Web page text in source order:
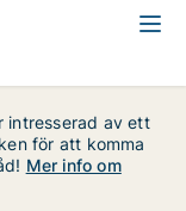
intresserad av ett
för att komma
Mer info om